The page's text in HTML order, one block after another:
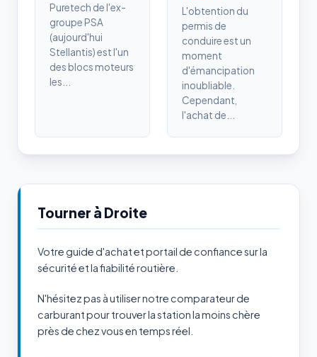
Puretech de l'ex-
groupe PSA
(aujourd'hui
Stellantis) est l'un
des blocs moteurs
les...
L'obtention du
permis de
conduire est un
moment
d'émancipation
inoubliable.
Cependant,
l'achat de...
Tourner à Droite
Votre guide d'achat et portail de confiance sur la
sécurité et la fiabilité routière.
N'hésitez pas à utiliser notre comparateur de
carburant pour trouver la station la moins chère
près de chez vous en temps réel.